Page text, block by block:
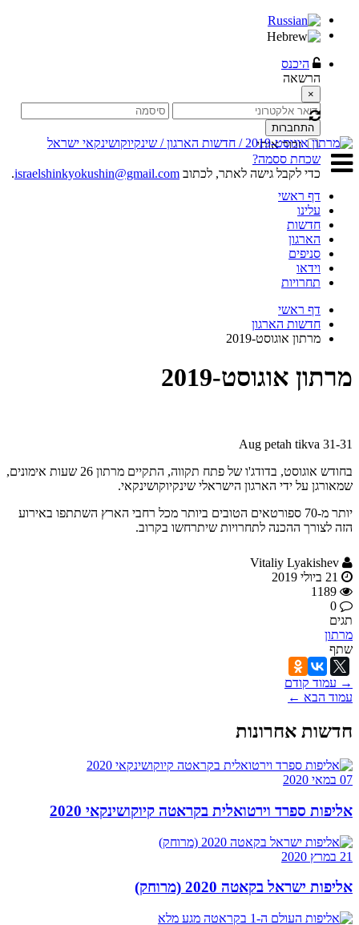
היכנס
הרשאה
×
התחברות
זכור אותי
שכחת ססמה?
כדי לקבל גישה לאתר, לכתוב israelshinkyokushin@gmail.com
.
דף ראשי
עלינו
חדשות
הארגון
סניפים
וידאו
תחרויות
דף ראשי
חדשות הארגון
מרתון אוגוסט-2019
מרתון אוגוסט-2019
31-31 Aug
petah tikva
בחודש אוגוסט, בדודג'ו של פתח תקווה, התקיים מרתון 26 שעות אימונים,
שמאורגן על ידי הארגון הישראלי שינקיוקושינקאי.
יותר מ-70 ספורטאים הטובים ביותר מכל רחבי הארץ השתתפו באירוע
הזה לצורך ההכנה לתחרויות שיתרחשו בקרוב.
Vitaliy Lyakishev
21 ביולי 2019
1189
0
תגים
מרתון
שתף
→ עמוד קודם
עמוד הבא ←
חדשות אחרונות
07 במאי 2020
אליפות ספרד וירטואלית בקראטה קיוקושינקאי 2020
21 במרץ 2020
אליפות ישראל בקאטה 2020 (מרוחק)